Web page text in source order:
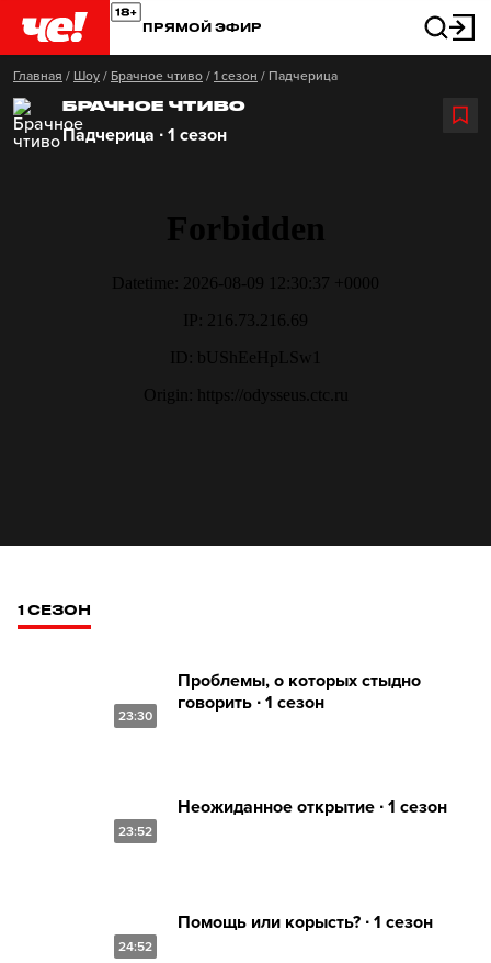
ПРЯМОЙ ЭФИР
Главная / Шоу / Брачное чтиво / 1 сезон / Падчерица
БРАЧНОЕ ЧТИВО
Падчерица ∙ 1 сезон
1 СЕЗОН
23:30
Проблемы, о которых стыдно
говорить ∙ 1 сезон
23:52
Неожиданное открытие ∙ 1 сезон
24:52
Помощь или корысть? ∙ 1 сезон